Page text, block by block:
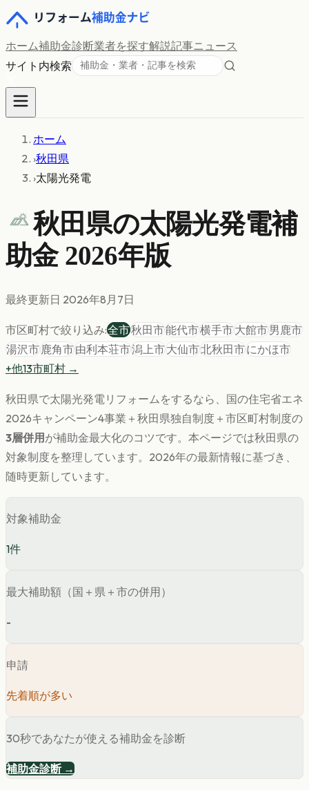
ホーム補助金診断業者を探す解説記事ニュース
サイト内検索
ホーム
›秋田県
›太陽光発電
秋田県の太陽光発電補
助金 2026年版
最終更新日 2026年8月7日
市区町村で絞り込み:全市秋田市能代市横手市大館市男鹿市
湯沢市鹿角市由利本荘市潟上市大仙市北秋田市にかほ市
+他13市町村 →
秋田県で太陽光発電リフォームをするなら、国の住宅省エネ
2026キャンペーン4事業＋ 秋田県独自制度＋市区町村制度の
3層併用 が補助金最大化のコツです。 本ページでは秋田県の
対象制度を整理しています。 2026年の最新情報に基づき、
随時更新しています。
対象補助金
1件
最大補助額（国＋県＋市の併用）
-
申請
先着順が多い
30秒であなたが使える補助金を診断
補助金診断 →